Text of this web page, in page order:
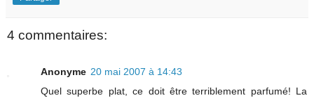
4 commentaires:
Anonyme 20 mai 2007 à 14:43
Quel superbe plat, ce doit être terriblement parfumé! La